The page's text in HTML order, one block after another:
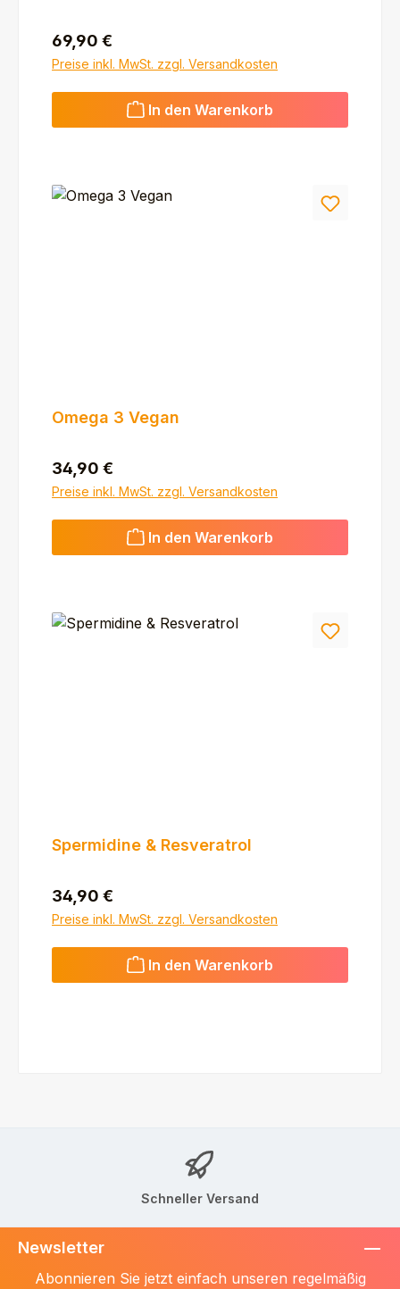
Regulärer Preis:
69,90 €
Preise inkl. MwSt. zzgl. Versandkosten
In den Warenkorb
Omega 3 Vegan
Regulärer Preis:
34,90 €
Preise inkl. MwSt. zzgl. Versandkosten
In den Warenkorb
Spermidine & Resveratrol
Regulärer Preis:
34,90 €
Preise inkl. MwSt. zzgl. Versandkosten
In den Warenkorb
Schneller Versand
Newsletter
Abonnieren Sie jetzt einfach unseren regelmäßig